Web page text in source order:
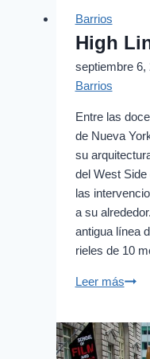
Barrios
High
septiembre 6,
Barrios
Entre las
de Nueva
su
del West
las
a su
antigua línea
rieles de 10
Leer másHigh